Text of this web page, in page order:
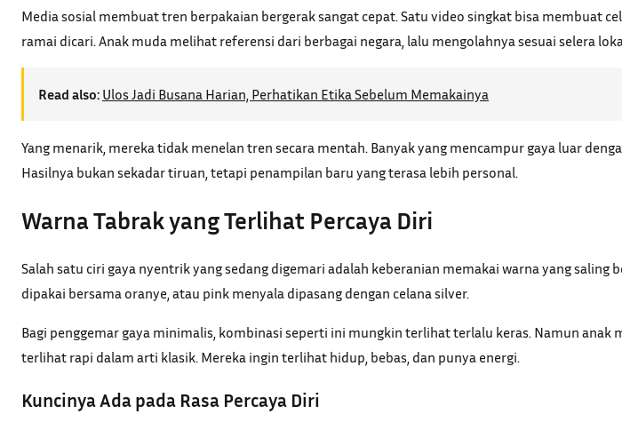
Media sosial membuat tren berpakaian bergerak sangat cepat. Satu video singkat bisa membuat
ramai dicari. Anak muda melihat referensi dari berbagai negara, lalu mengolahnya sesuai selera
Read also: Ulos Jadi Busana Harian, Perhatikan Etika Sebelum Memakainya
Yang menarik, mereka tidak menelan tren secara mentah. Banyak yang mencampur gaya luar
Hasilnya bukan sekadar tiruan, tetapi penampilan baru yang terasa lebih personal.
Warna Tabrak yang Terlihat Percaya Diri
Salah satu ciri gaya nyentrik yang sedang digemari adalah keberanian memakai warna yang
dipakai bersama oranye, atau pink menyala dipasang dengan celana silver.
Bagi penggemar gaya minimalis, kombinasi seperti ini mungkin terlihat terlalu keras. Namun
terlihat rapi dalam arti klasik. Mereka ingin terlihat hidup, bebas, dan punya energi.
Kuncinya Ada pada Rasa Percaya Diri